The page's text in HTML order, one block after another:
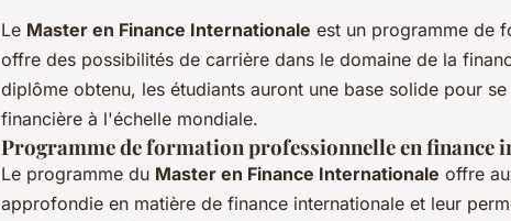
Le Master en Finance Internationale est un programme de
offre des possibilités de carrière dans le domaine de la
diplôme obtenu, les étudiants auront une base solide pour
financière à l'échelle mondiale.
Programme de formation professionnelle en finance
Le programme du Master en Finance Internationale offre
approfondie en matière de finance internationale et leur